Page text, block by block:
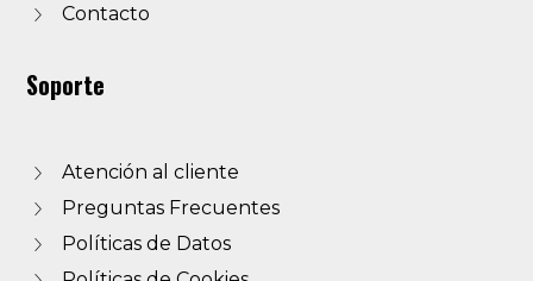
Contacto
Soporte
Atención al cliente
Preguntas Frecuentes
Políticas de Datos